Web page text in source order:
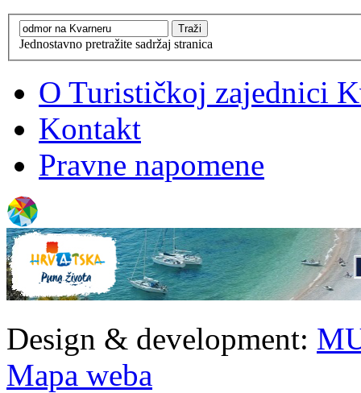
Jednostavno pretražite sadržaj stranica
O Turističkoj zajednici
Kontakt
Pravne napomene
Design & development:
Mapa weba